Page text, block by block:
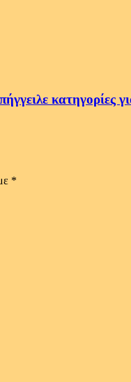
κατηγορίες
*